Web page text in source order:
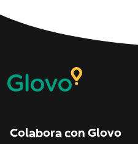
Colabora con Glovo